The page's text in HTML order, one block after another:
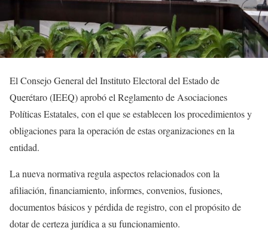
El Consejo General del Instituto Electoral del Estado de
Querétaro (IEEQ) aprobó el Reglamento de Asociaciones
Políticas Estatales, con el que se establecen los procedimientos y
obligaciones para la operación de estas organizaciones en la
entidad.
La nueva normativa regula aspectos relacionados con la
afiliación, financiamiento, informes, convenios, fusiones,
documentos básicos y pérdida de registro, con el propósito de
dotar de certeza jurídica a su funcionamiento.